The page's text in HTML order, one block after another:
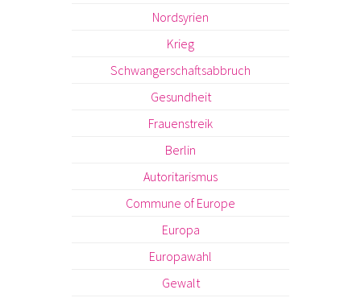
Nordsyrien
Krieg
Schwangerschaftsabbruch
Gesundheit
Frauenstreik
Berlin
Autoritarismus
Commune of Europe
Europa
Europawahl
Gewalt